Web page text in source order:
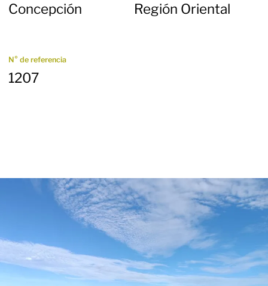
Concepción Región Oriental
N° de referencia
1207